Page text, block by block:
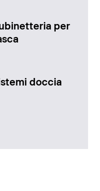
per
doccia